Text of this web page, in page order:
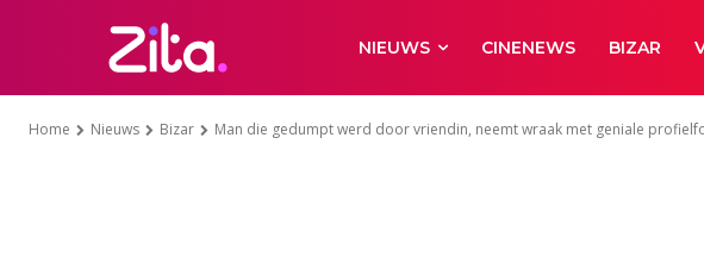
NIEUWS CINENEWS BIZAR
Home Nieuws Bizar Man die gedumpt werd door vriendin, neemt wraak met geniale